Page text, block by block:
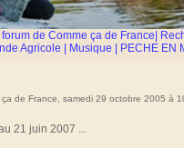
forum de Comme ça de France|
Agricole | Musique | PECHE EN
ça de France, samedi 29 octobre 2005 à
21 juin 2007 ...